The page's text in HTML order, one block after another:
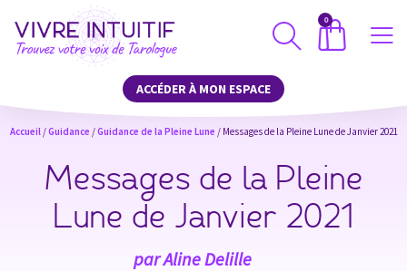
0
ACCÉDER À MON ESPACE
Accueil/Guidance /Guidance de la Pleine Lune / Messages de la Pleine Lune de Janvier 2021
Messages de la Pleine
Lune de Janvier 2021
parAline Delille